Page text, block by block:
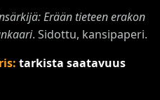
Erään tieteen erakon
. Sidottu, kansipaperi.
tarkista saatavuus